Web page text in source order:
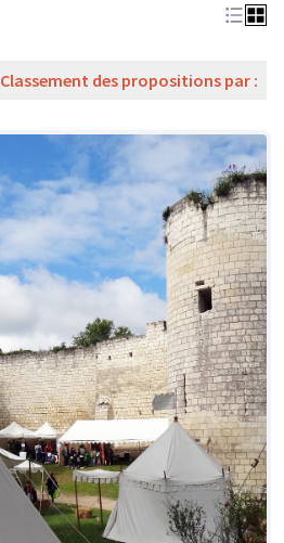
Classement des propositions par :